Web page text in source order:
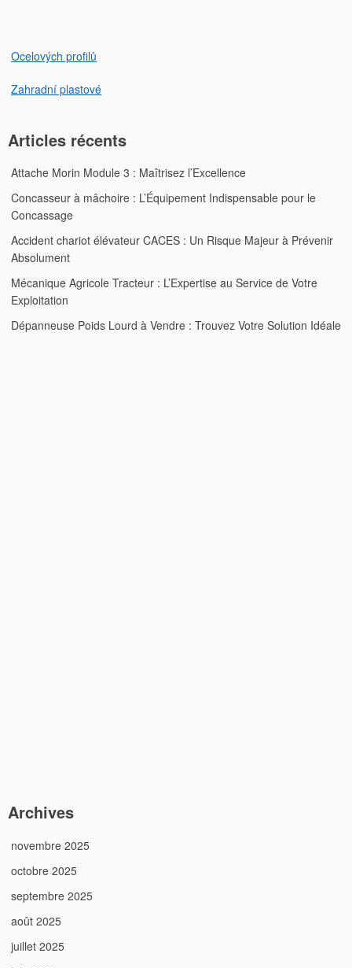
Ocelových profilů
Zahradní plastové
Articles récents
Attache Morin Module 3 : Maîtrisez l’Excellence
Concasseur à mâchoire : L’Équipement Indispensable pour le
Concassage
Accident chariot élévateur CACES : Un Risque Majeur à Prévenir
Absolument
Mécanique Agricole Tracteur : L’Expertise au Service de Votre
Exploitation
Dépanneuse Poids Lourd à Vendre : Trouvez Votre Solution Idéale
Archives
novembre 2025
octobre 2025
septembre 2025
août 2025
juillet 2025